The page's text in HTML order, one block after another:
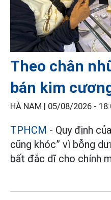
Theo chân
bán kim
HÀ NAM | 05/08/2026 -
TPHCM - Quy định
cũng khóc” vì bỗng
bất đắc dĩ cho chính